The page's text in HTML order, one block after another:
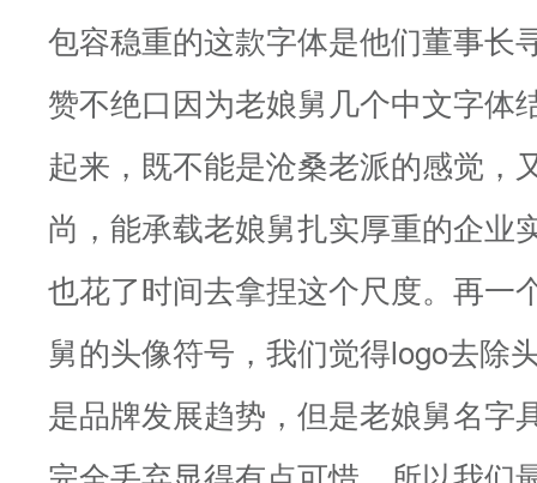
包容稳重的这款字体是他们董事长
赞不绝口因为老娘舅几个中文字体
起来，既不能是沧桑老派的感觉，
尚，能承载老娘舅扎实厚重的企业
也花了时间去拿捏这个尺度。再一
舅的头像符号，我们觉得logo去除
是品牌发展趋势，但是老娘舅名字